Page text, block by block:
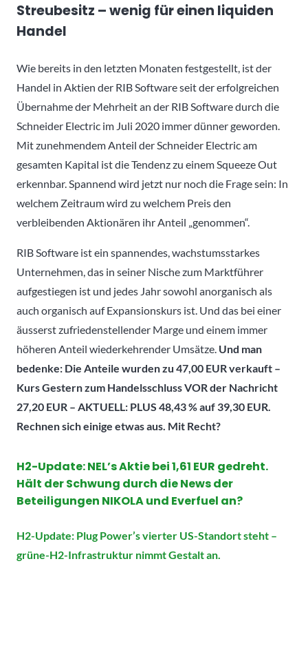
Streubesitz – wenig für einen liquiden
Handel
Wie bereits in den letzten Monaten festgestellt, ist der
Handel in Aktien der RIB Software seit der erfolgreichen
Übernahme der Mehrheit an der RIB Software durch die
Schneider Electric im Juli 2020 immer dünner geworden.
Mit zunehmendem Anteil der Schneider Electric am
gesamten Kapital ist die Tendenz zu einem Squeeze Out
erkennbar. Spannend wird jetzt nur noch die Frage sein: In
welchem Zeitraum wird zu welchem Preis den
verbleibenden Aktionären ihr Anteil „genommen“.
RIB Software ist ein spannendes, wachstumsstarkes
Unternehmen, das in seiner Nische zum Marktführer
aufgestiegen ist und jedes Jahr sowohl anorganisch als
auch organisch auf Expansionskurs ist. Und das bei einer
äusserst zufriedenstellender Marge und einem immer
höheren Anteil wiederkehrender Umsätze. Und man
bedenke: Die Anteile wurden zu 47,00 EUR verkauft –
Kurs Gestern zum Handelsschluss VOR der Nachricht
27,20 EUR – AKTUELL: PLUS 48,43 % auf 39,30 EUR.
Rechnen sich einige etwas aus. Mit Recht?
H2-Update:NEL’s Aktie bei 1,61 EUR gedreht.
Hält der Schwung durch die News der
Beteiligungen NIKOLA und Everfuel an?
H2-Update: Plug Power’s vierter US-Standort steht –
grüne-H2-Infrastruktur nimmt Gestalt an.